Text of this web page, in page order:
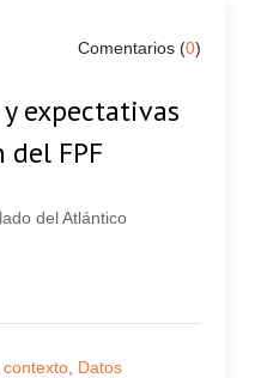
Comentarios (0)
expectativas
FPF
del Atlántico
contexto Datos